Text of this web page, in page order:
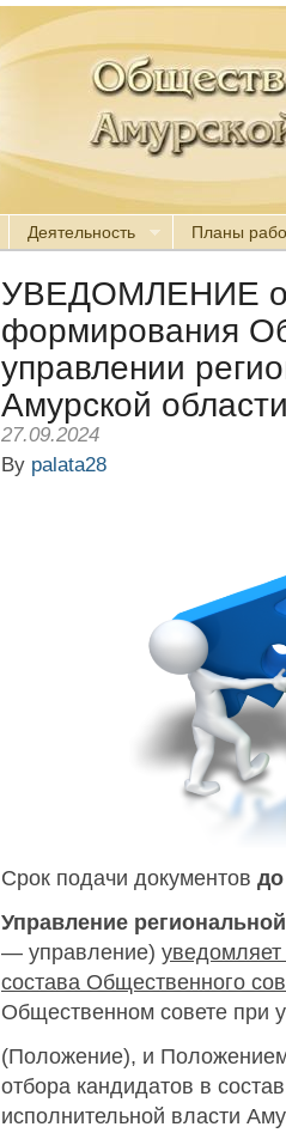
Деятельность Планы
УВЕДОМЛЕНИЕ о
формирования
управлении
Амурской
27.09.2024
By palata28
Срок подачи документов
Управление
— управление)
состава Общественного
Общественном совете при
(Положение), и
отбора кандидатов в
исполнительной власти